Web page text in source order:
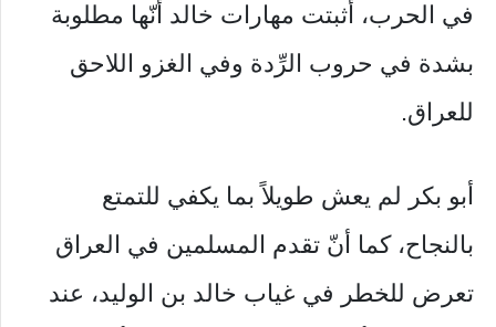
في الحرب، أثبتت مهارات خالد أنّها مطلوبة
بشدة في حروب الرِّدة وفي الغزو اللاحق
للعراق.
أبو بكر لم يعش طويلاً بما يكفي للتمتع
بالنجاح، كما أنّ تقدم المسلمين في العراق
تعرض للخطر في غياب خالد بن الوليد، عند